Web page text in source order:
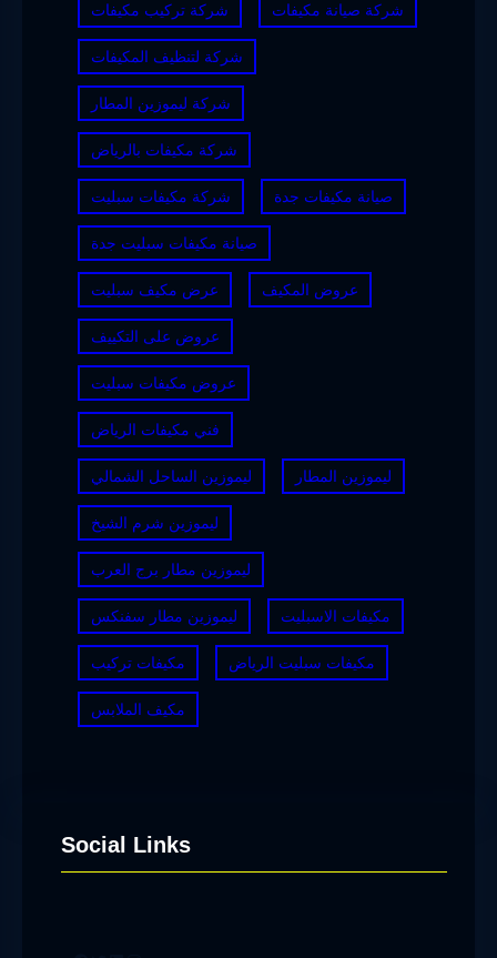
شركة تركيب مكيفات شركة صيانة مكيفات
شركة لتنظيف المكيفات
شركة ليموزين المطار
شركة مكيفات بالرياض
شركة مكيفات سبليت صيانة مكيفات جدة
صيانة مكيفات سبليت جدة
عرض مكيف سبليت عروض المكيف
عروض على التكييف
عروض مكيفات سبليت
فني مكيفات الرياض
ليموزين الساحل الشمالي ليموزين المطار
ليموزين شرم الشيخ
ليموزين مطار برج العرب
ليموزين مطار سفنكس مكيفات الاسبليت
مكيفات تركيب مكيفات سبليت الرياض
مكيف الملابس
Social Links